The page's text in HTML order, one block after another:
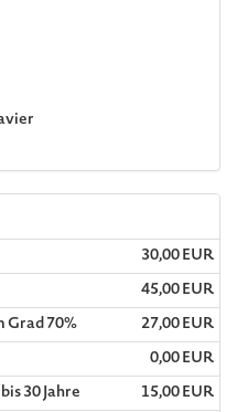
30,00 EUR
45,00 EUR
Grad 70%
27,00 EUR
0,00 EUR
30 Jahre 15,00 EUR